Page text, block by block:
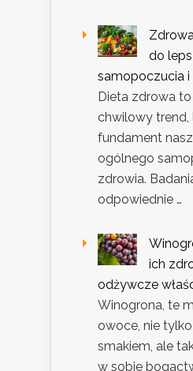
do
samopoczucia
Dieta zdrowa
chwilowy trend,
fundament
ogólnego
zdrowia.
odpowiednie …
ich
odżywcze
Winogrona, te
owoce, nie
smakiem, ale
w sobie